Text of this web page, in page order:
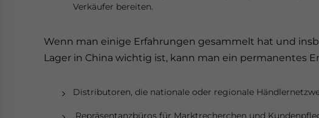
Verkäufer bereiten.
Wenn man einige Erfahrungen gesammelt hat und
Lager in China wichtig ist, kann man ein permanentes
Distributoren, die nationale oder regionale
Repräsentanzbüros für Marktrecherchen und